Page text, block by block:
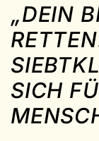
„DEIN
SICH